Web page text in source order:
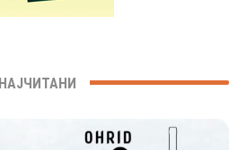
НАЈЧИТАНИ